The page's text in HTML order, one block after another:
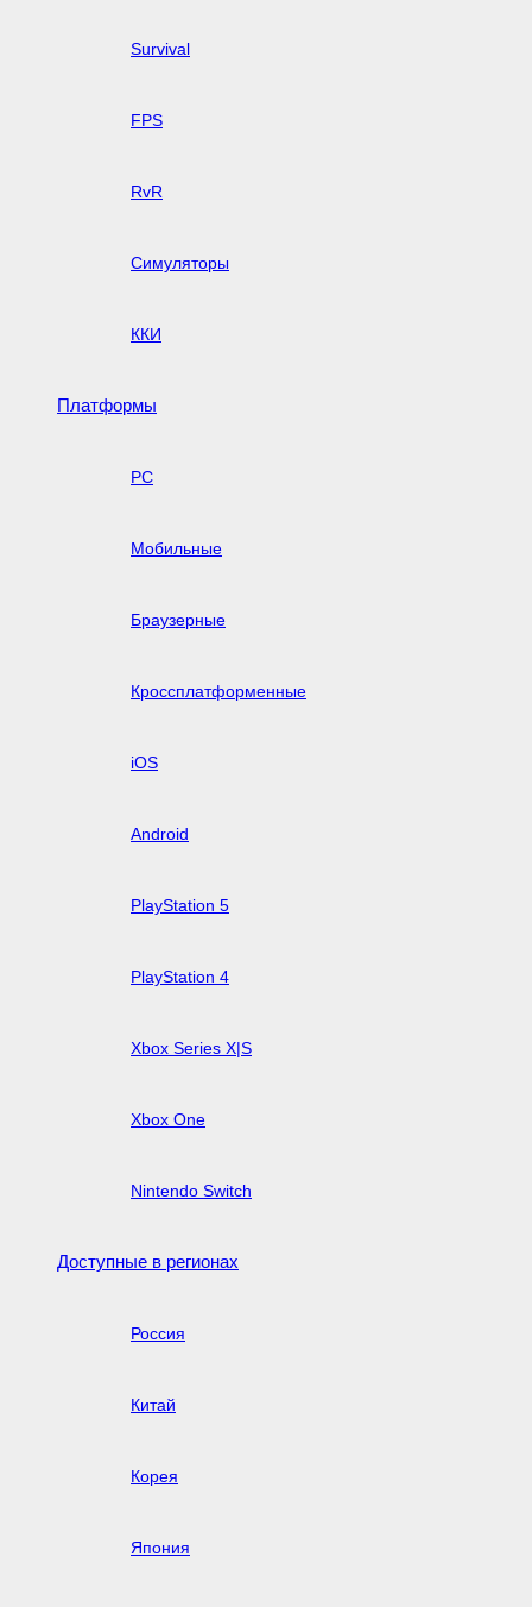
Survival
FPS
RvR
Симуляторы
ККИ
Платформы
PC
Мобильные
Браузерные
Кроссплатформенные
iOS
Android
PlayStation 5
PlayStation 4
Xbox Series X|S
Xbox One
Nintendo Switch
Доступные в регионах
Россия
Китай
Корея
Япония